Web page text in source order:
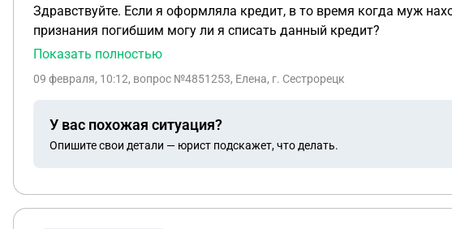
Здравствуйте. Если я оформляла кредит, в то время когда муж находится в статусе безвести пропавшим(часть на признание бо еще не выходила), после
признания погибшим могу ли я списать данный кредит?
Показать полностью
09 февраля, 10:12, вопрос №4851253, Елена, г. Сестрорецк
У вас похожая ситуация?
Опишите свои детали — юрист подскажет, что делать.